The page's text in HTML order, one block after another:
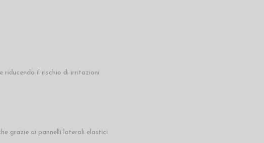
riducendo il rischio di irritazioni
grazie ai pannelli laterali elastici